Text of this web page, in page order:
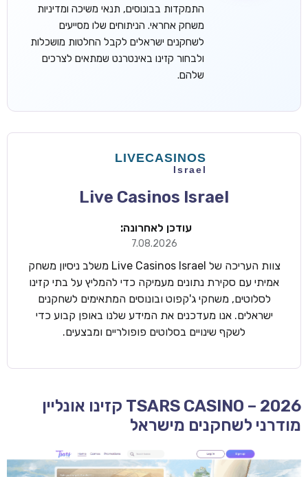
התמקדות בבונוסים, תנאי משיכה ומדיניות
משחק אחראי. הניתוחים שלו מסייעים
לשחקנים ישראלים לקבל החלטות מושכלות
ולבחור קזינו באינטרנט שמתאים לצרכים
שלהם.
Live Casinos Israel
עודכן לאחרונה:
7.08.2026
צוות העריכה של Live Casinos Israel משלב ניסיון משחק
אמיתי עם סקירת נתונים מעמיקה כדי להמליץ על בתי קזינו
לסלוטים, משחקי ג'קפוט ובונוסים המתאימים לשחקנים
ישראלים. אנו מעדכנים את המידע שלנו באופן קבוע כדי
לשקף שינויים בסלוטים פופולריים ומבצעים.
TSARS CASINO – 2026 קזינו אונליין
מודרני לשחקנים מישראל